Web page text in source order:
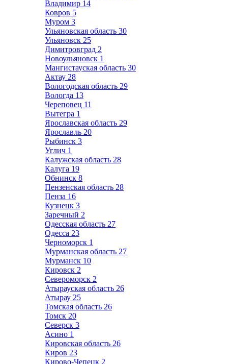
Владимир 14
Ковров 5
Муром 3
Ульяновская область 30
Ульяновск 25
Димитровград 2
Новоульяновск 1
Мангистауская область 30
Актау 28
Вологодская область 29
Вологда 13
Череповец 11
Вытегра 1
Ярославская область 29
Ярославль 20
Рыбинск 3
Углич 1
Калужская область 28
Калуга 19
Обнинск 8
Пензенская область 28
Пенза 16
Кузнецк 3
Заречный 2
Одесская область 27
Одесса 23
Черноморск 1
Мурманская область 27
Мурманск 10
Кировск 2
Североморск 2
Атырауская область 26
Атырау 25
Томская область 26
Томск 20
Северск 3
Асино 1
Кировская область 26
Киров 23
Кирово-Чепецк 2